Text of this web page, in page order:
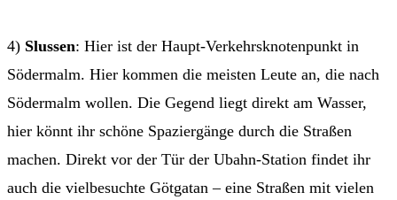
4) Slussen: Hier ist der Haupt-Verkehrsknotenpunkt in
Södermalm. Hier kommen die meisten Leute an, die nach
Södermalm wollen. Die Gegend liegt direkt am Wasser,
hier könnt ihr schöne Spaziergänge durch die Straßen
machen. Direkt vor der Tür der Ubahn-Station findet ihr
auch die vielbesuchte Götgatan – eine Straßen mit vielen